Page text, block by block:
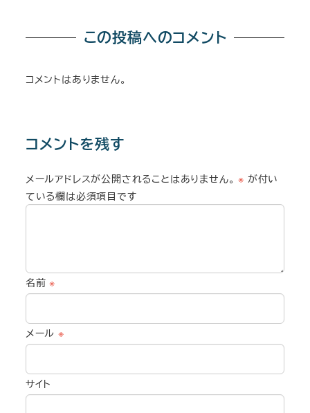
この投稿へのコメント
コメントはありません。
コメントを残す
メールアドレスが公開されることはありません。 ※ が付い
ている欄は必須項目です
名前※
メール ※
サイト